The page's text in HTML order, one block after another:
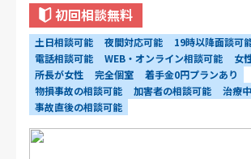
初回相談無料
土日相談可能 夜間対応可能 19時以降面談可
電話相談可能
WEB・オンライン相談可能
女
所長が女性
完全個室
着手金0円プランあり
物損事故の相談可能
加害者の相談可能
治療
事故直後の相談可能